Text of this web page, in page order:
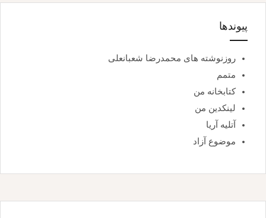
پیوندها
روزنوشته های محمدرضا شعبانعلی
متمم
کتابخانه من
لینکدین من
آتلیه آریا
موضوع آزاد